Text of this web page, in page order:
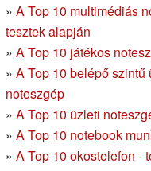
» A Top 10 multimédiás
tesztek alapján
» A Top 10 játékos
» A Top 10 belépő szintű
noteszgép
» A Top 10 üzleti
» A Top 10 notebook
» A Top 10 okostelefon -